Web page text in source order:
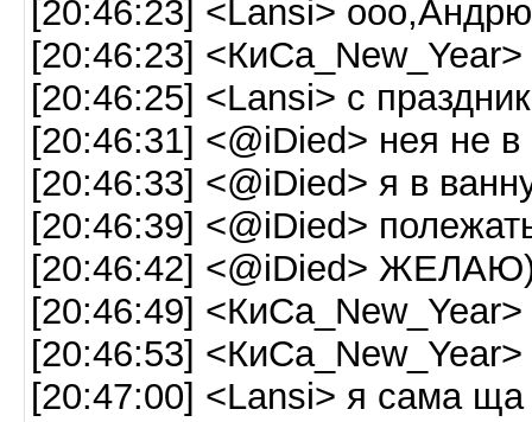
[20:46:23] <Lansi>
[20:46:23]
[20:46:25] <Lansi> с
[20:46:31] <@iDied> нея не
[20:46:33] <@iDied> я в
[20:46:39] <@iDied>
[20:46:42] <@iDied>
[20:46:49]
[20:46:53] <КиСа_New_Year>
[20:47:00] <Lansi> я сама